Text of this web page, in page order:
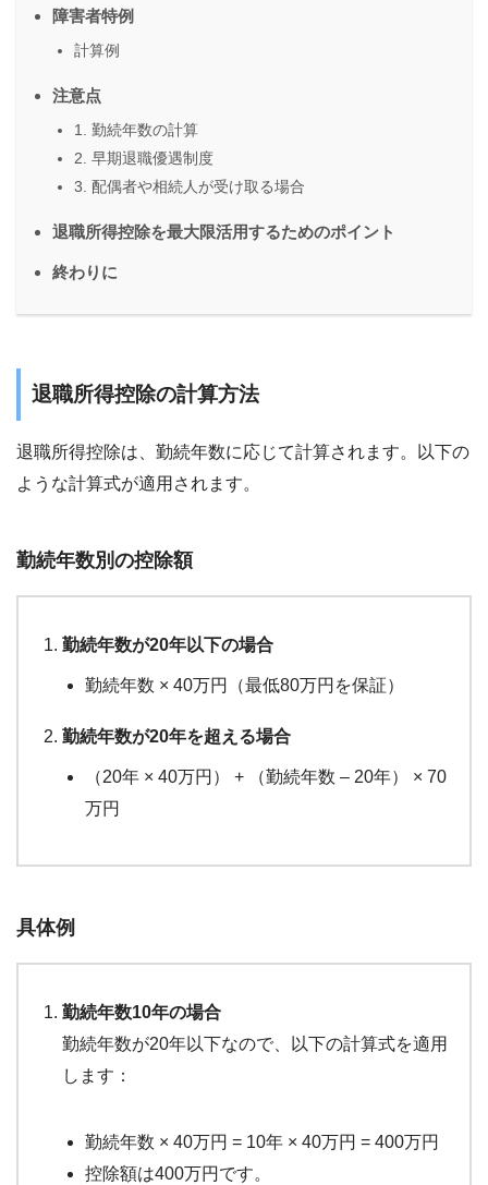
障害者特例
計算例
注意点
1. 勤続年数の計算
2. 早期退職優遇制度
3. 配偶者や相続人が受け取る場合
退職所得控除を最大限活用するためのポイント
終わりに
退職所得控除の計算方法
退職所得控除は、勤続年数に応じて計算されます。以下の
ような計算式が適用されます。
勤続年数別の控除額
勤続年数が20年以下の場合
勤続年数 × 40万円（最低80万円を保証）
勤続年数が20年を超える場合
（20年 × 40万円） + （勤続年数 – 20年） × 70
万円
具体例
勤続年数10年の場合
勤続年数が20年以下なので、以下の計算式を適用
します：
勤続年数 × 40万円 = 10年 × 40万円 = 400万円
控除額は400万円です。